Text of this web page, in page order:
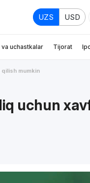
UZS USD
va uchastkalar Tijorat
qilish mumkin
uchun